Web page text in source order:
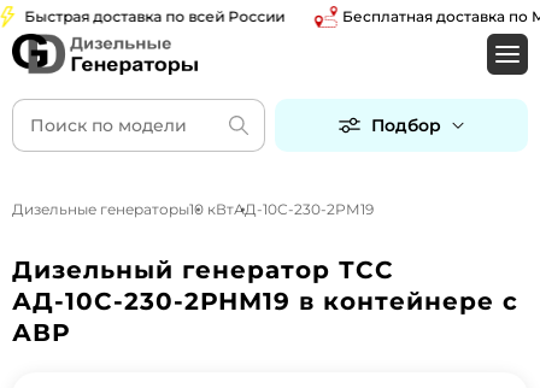
доставка по всей России Бесплатная доставка по
Подбор
Дизельные генераторы10 кВтАД-10С-230-2РМ19
Дизельный генератор ТСС
АД-10С-230-2РНМ19 в контейнере с
АВР